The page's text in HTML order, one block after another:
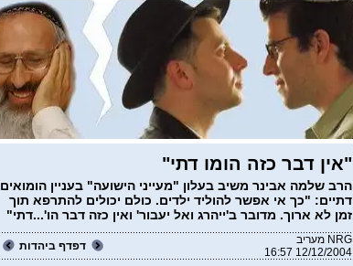
"אין דבר כזה הומו דתי"
הרב שלמה אבינר משיב בעלון "מעייני הישועה" בעניין הומואים
דתיים: "כך אי אפשר להוליד ילדים. כולם יכולים להתרפא תוך
זמן לא ארוך. מדובר ב'ייהרג ואל יעבור' ואין כזה דבר הו'...דתי"
דפדף ביהדות
NRG מעריב
12/12/2004 16:57